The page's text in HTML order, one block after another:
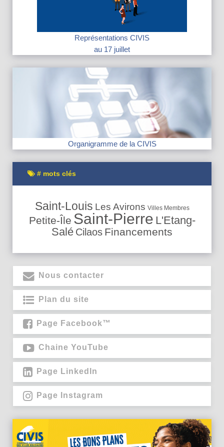
Représentations CIVIS
au 17 juillet
Organigramme de la CIVIS
# mots clés
Saint-Louis Les Avirons Villes Membres
Petite-Île Saint-Pierre L'Etang-
Salé Cilaos Financements
Nous contacter
Plan du site
Page Facebook™
Chaine YouTube
Page LinkedIn
Page Instagram